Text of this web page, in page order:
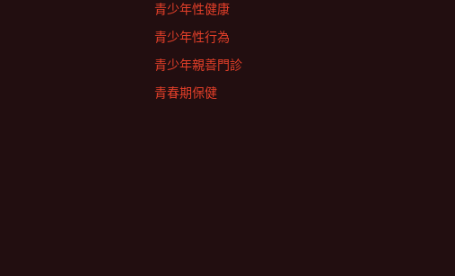
青少年性健康
青少年性行為
青少年親善門診
青春期保健